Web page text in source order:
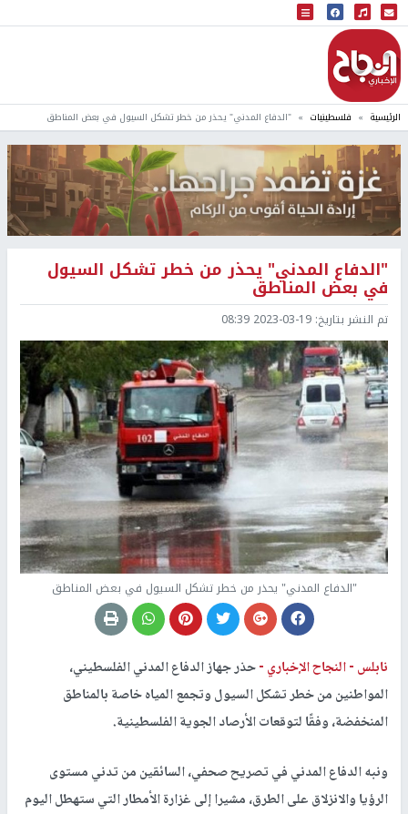
البث المباشر
إذاعة النجاح
الرئيسية فلسطينيات "الدفاع المدني" يحذر من خطر تشكل السيول في بعض المناطق
"الدفاع المدني" يحذر من خطر تشكل السيول
في بعض المناطق
تم النشر بتاريخ: 2023-03-19 08:39
"الدفاع المدني" يحذر من خطر تشكل السيول في بعض المناطق
نابلس -النجاح الإخباري -حذر جهاز الدفاع المدني الفلسطيني،
المواطنين من خطر تشكل السيول وتجمع المياه خاصة بالمناطق
المنخفضة، وفقًا لتوقعات الأرصاد الجوية الفلسطينية.
ونبه الدفاع المدني في تصريح صحفي، السائقين من تدني مستوى
الرؤيا والانزلاق على الطرق، مشيرا إلى غزارة الأمطار التي ستهطل اليوم